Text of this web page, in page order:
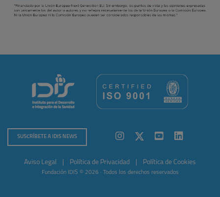
SUSCRÍBETE A IDIS NEWS
Aviso Legal Política de Privacidad Política de Cookies
Fundación IDIS © 2026 · Todos los derechos reservados